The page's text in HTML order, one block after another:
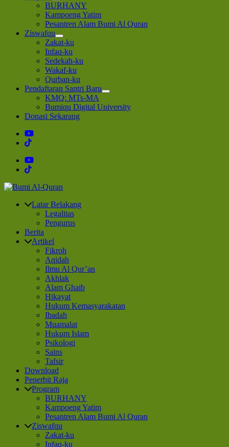
BURHANY
Kampoeng Yatim
Pesantren Alam Bumi Al Quran
Ziswafqu
Zakat-ku
Infaq-ku
Sedekah-ku
Wakaf-ku
Qurban-ku
Pendaftaran Santri Baru
KMQ: MTs-MA
Bumiqu Digital University
Donasi Sekarang
Bumi Al-Quran
Sinergi Untuk Kebahagiaan Dunia-Akhirat
Latar Belakang
Legalitas
Pengurus
Berita
Artikel
Fikroh
Aqidah
Ilmu Al Qur’an
Akhlak
Alam Ghaib
Hikayat
Hukum Kemasyarakatan
Ibadah
Muamalat
Hukum Islam
Psikologi
Sains
Tafsir
Download
Penerbit Raja
Program
BURHANY
Kampoeng Yatim
Pesantren Alam Bumi Al Quran
Ziswafqu
Zakat-ku
Infaq-ku